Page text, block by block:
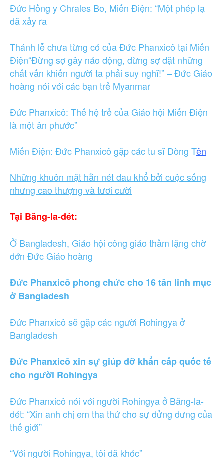
Đức Hồng y Chrales Bo, Miến Điện: “Một phép lạ
đã xảy ra
Thánh lễ chưa từng có của Đức Phanxicô tại Miến
Điện“Đừng sợ gây náo động, đừng sợ đặt những
chất vấn khiến người ta phải suy nghĩ!” – Đức Giáo
hoàng nói với các bạn trẻ Myanmar
Đức Phanxicô: Thế hệ trẻ của Giáo hội Miến Điện
là một ân phước”
Miến Điện: Đức Phanxicô gặp các tu sĩ Dòng Tên
Những khuôn mặt hằn nét đau khổ bởi cuộc sống
nhưng cao thượng và tươi cười
Tại Băng-la-đét:
Ở Bangladesh, Giáo hội công giáo thầm lặng chờ
đớn Đức Giáo hoàng
Đức Phanxicô phong chức cho 16 tân linh mục
ở Bangladesh
Đức Phanxicô sẽ gặp các người Rohingya ở
Bangladesh
Đức Phanxicô xin sự giúp đỡ khẩn cấp quốc tế
cho người Rohingya
Đức Phanxicô nói với người Rohingya ở Băng-la-
đét: “Xin anh chị em tha thứ cho sự dửng dưng của
thế giới”
“Với người Rohingya, tôi đã khóc”